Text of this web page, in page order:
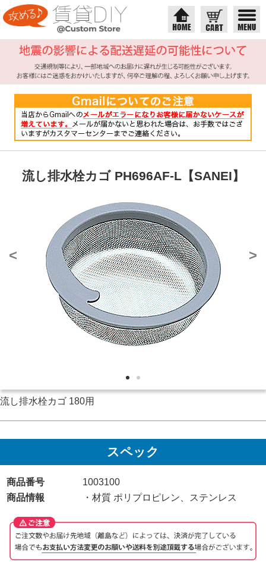
流し排水栓カゴ PH696AF-L【SANEI】
< >
流し排水栓カゴ 180用
スペック
商品番号
1003100
商品情報
・材質 ポリプロピレン、ステンレス